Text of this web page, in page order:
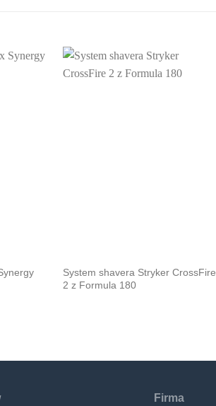
System shavera Stryker CrossFire
2 z Formula 180
Firma